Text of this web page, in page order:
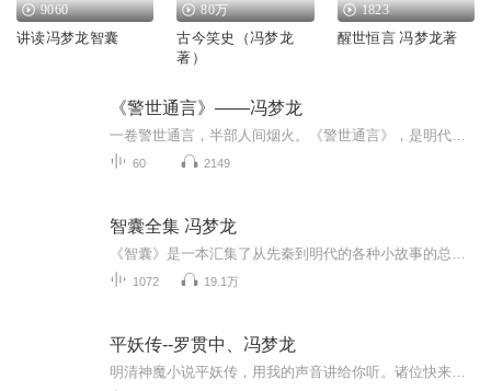
9060
讲读冯梦龙智囊
80万
古今笑史（冯梦龙
著）
1823
醒世恒言 冯梦龙著
《警世通言》——冯梦龙
60 2149
智囊全集 冯梦龙
1072 19.1万
平妖传--罗贯中、冯梦龙